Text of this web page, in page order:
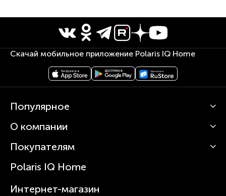
Скачай мобильное приложение Polaris IQ Home
Популярное
Кофемашины
Вертикальные пылесосы
Зубные щетки и ирригаторы
Увлажнители
О компании
О Polaris
Статьи
Покупателям
Сервисные центры
Где купить
Polaris IQ Home
Интернет-магазин